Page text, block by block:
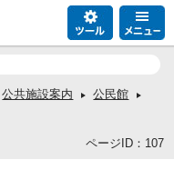
公共施設案内
公民館
ページID：107